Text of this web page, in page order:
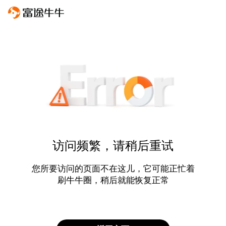
访问频繁，请稍后重试
您所要访问的页面不在这儿，它可能正忙着
刷牛牛圈，稍后就能恢复正常